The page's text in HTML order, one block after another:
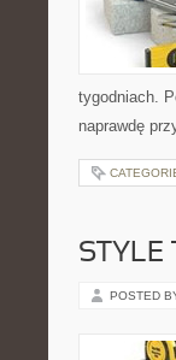
tygodniach.
naprawdę
STYLE
POSTED